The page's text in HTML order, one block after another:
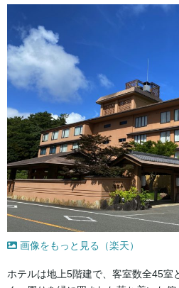
画像をもっと見る（楽天）
ホテルは地上5階建で、客室数全45室